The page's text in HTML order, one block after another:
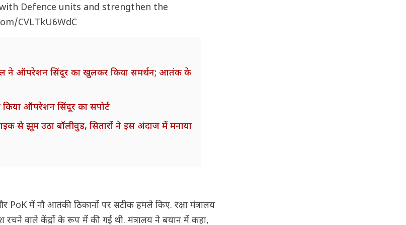
Defence units and strengthen the
CVLTkU6WdC
ने ऑपरेशन सिंदूर का खुलकर किया समर्थन; आतंक के
ऑपरेशन सिंदूर का सपोर्ट
से झूम उठा बॉलीवुड, सितारों ने इस अंदाज में मनाया
में नौ आतंकी ठिकानों पर सटीक हमले किए. रक्षा मंत्रालय
वाले केंद्रों के रूप में की गई थी. मंत्रालय ने बयान में कहा,